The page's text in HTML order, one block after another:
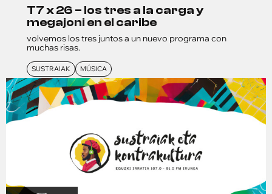
t7 x 26 – los tres a la carga y
megajoni en el caribe
volvemos los tres juntos a un nuevo programa con
muchas risas.
SUSTRAIAK MÚSICA